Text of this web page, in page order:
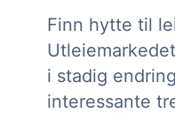
Finn hytte til
i stadig
interessante